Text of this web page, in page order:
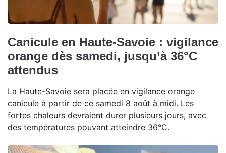
Canicule en Haute-Savoie : vigilance
orange dès samedi, jusqu’à 36°C
attendus
La Haute-Savoie sera placée en vigilance orange
canicule à partir de ce samedi 8 août à midi. Les
fortes chaleurs devraient durer plusieurs jours, avec
des températures pouvant atteindre 36°C.